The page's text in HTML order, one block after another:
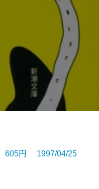
605円 1997/04/25